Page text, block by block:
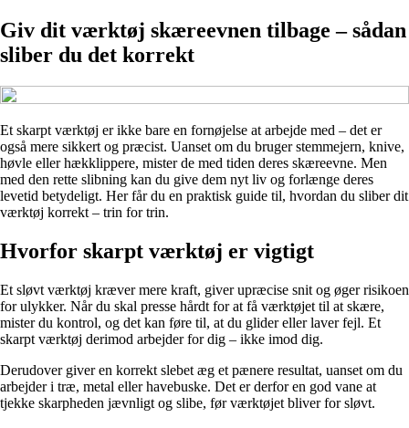
Giv dit værktøj skæreevnen tilbage – sådan
sliber du det korrekt
Et skarpt værktøj er ikke bare en fornøjelse at arbejde med – det er
også mere sikkert og præcist. Uanset om du bruger stemmejern, knive,
høvle eller hækklippere, mister de med tiden deres skæreevne. Men
med den rette slibning kan du give dem nyt liv og forlænge deres
levetid betydeligt. Her får du en praktisk guide til, hvordan du sliber dit
værktøj korrekt – trin for trin.
Hvorfor skarpt værktøj er vigtigt
Et sløvt værktøj kræver mere kraft, giver upræcise snit og øger risikoen
for ulykker. Når du skal presse hårdt for at få værktøjet til at skære,
mister du kontrol, og det kan føre til, at du glider eller laver fejl. Et
skarpt værktøj derimod arbejder for dig – ikke imod dig.
Derudover giver en korrekt slebet æg et pænere resultat, uanset om du
arbejder i træ, metal eller havebuske. Det er derfor en god vane at
tjekke skarpheden jævnligt og slibe, før værktøjet bliver for sløvt.